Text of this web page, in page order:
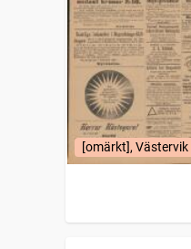
[omärkt], Västervik